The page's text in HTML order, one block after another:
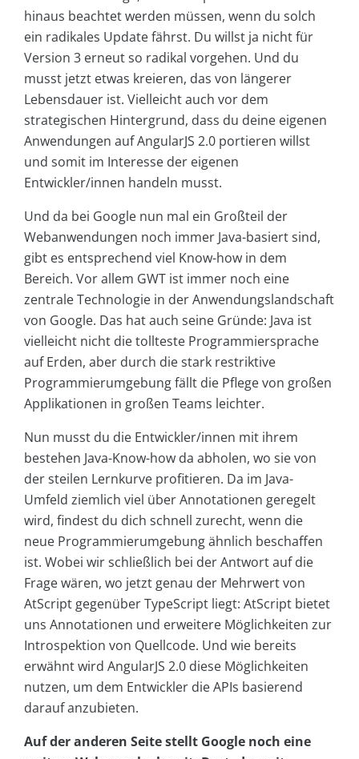
hinaus beachtet werden müssen, wenn du solch
ein radikales Update fährst. Du willst ja nicht für
Version 3 erneut so radikal vorgehen. Und du
musst jetzt etwas kreieren, das von längerer
Lebensdauer ist. Vielleicht auch vor dem
strategischen Hintergrund, dass du deine eigenen
Anwendungen auf AngularJS 2.0 portieren willst
und somit im Interesse der eigenen
Entwickler/innen handeln musst.
Und da bei Google nun mal ein Großteil der
Webanwendungen noch immer Java-basiert sind,
gibt es entsprechend viel Know-how in dem
Bereich. Vor allem GWT ist immer noch eine
zentrale Technologie in der Anwendungslandschaft
von Google. Das hat auch seine Gründe: Java ist
vielleicht nicht die tollteste Programmiersprache
auf Erden, aber durch die stark restriktive
Programmierumgebung fällt die Pflege von großen
Applikationen in großen Teams leichter.
Nun musst du die Entwickler/innen mit ihrem
bestehen Java-Know-how da abholen, wo sie von
der steilen Lernkurve profitieren. Da im Java-
Umfeld ziemlich viel über Annotationen geregelt
wird, findest du dich schnell zurecht, wenn die
neue Programmierumgebung ähnlich beschaffen
ist. Wobei wir schließlich bei der Antwort auf die
Frage wären, wo jetzt genau der Mehrwert von
AtScript gegenüber TypeScript liegt: AtScript bietet
uns Annotationen und erweitere Möglichkeiten zur
Introspektion von Quellcode. Und wie bereits
erwähnt wird AngularJS 2.0 diese Möglichkeiten
nutzen, um dem Entwickler die APIs basierend
darauf anzubieten.
Auf der anderen Seite stellt Google noch eine